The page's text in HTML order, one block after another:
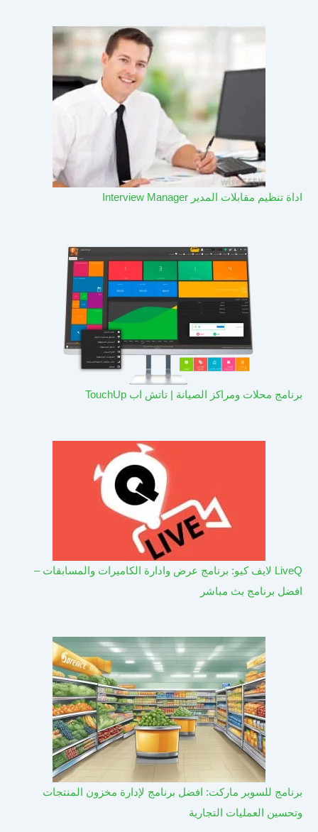
اداة تنظيم مقابلات المدير Interview Manager
برنامج محلات ومراكز الصيانة | تاتش اب TouchUp
LiveQ لايف كيو: برنامج عرض وادارة الكاميرات والمسابقات –
افضل برنامج بث مباشر
برنامج للسوبر ماركت: افضل برنامج لإدارة مخزون المنتجات
وتحسين العمليات التجارية